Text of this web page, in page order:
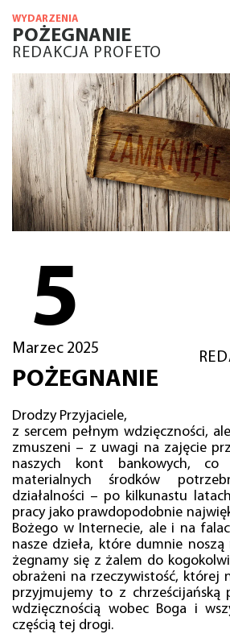
WYDARZENIA
POŻEGNANIE
REDAKCJA PROFETO
5
Marzec 2025
POŻEGNANIE
Drodzy Przyjaciele,
z sercem pełnym wdzięczności,
zmuszeni – z uwagi na zajęcie
naszych kont bankowych, co
materialnych środków
działalności – po kilkunastu
pracy jako prawdopodobnie
Bożego w Internecie, ale i na
nasze dzieła, które dumnie
żegnamy się z żalem do
obrażeni na rzeczywistość, której
przyjmujemy to z chrześcijańską
wdzięcznością wobec Boga i
częścią tej drogi.